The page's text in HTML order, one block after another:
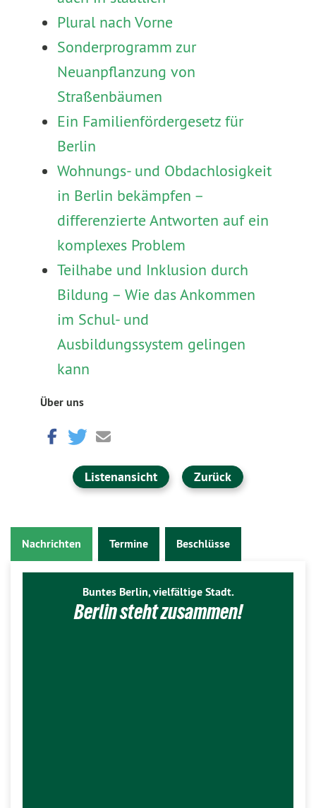
Plural nach Vorne
Sonderprogramm zur
Neuanpflanzung von
Straßenbäumen
Ein Familienfördergesetz für
Berlin
Wohnungs- und Obdachlosigkeit
in Berlin bekämpfen –
differenzierte Antworten auf ein
komplexes Problem
Teilhabe und Inklusion durch
Bildung – Wie das Ankommen
im Schul- und
Ausbildungssystem gelingen
kann
Über uns
Listenansicht Zurück
Nachrichten Termine Beschlüsse
Buntes Berlin, vielfältige Stadt.
Berlin steht zusammen!